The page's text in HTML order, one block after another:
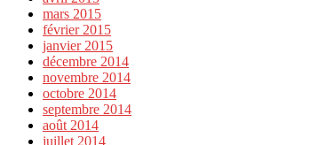
mars 2015
février 2015
janvier 2015
décembre 2014
novembre 2014
octobre 2014
septembre 2014
août 2014
juillet 2014